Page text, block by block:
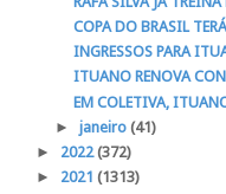
COPA DO BRASIL
INGRESSOS PARA
ITUANO RENOVA
EM COLETIVA,
► janeiro (41)
► 2022(372)
► 2021 (1313)